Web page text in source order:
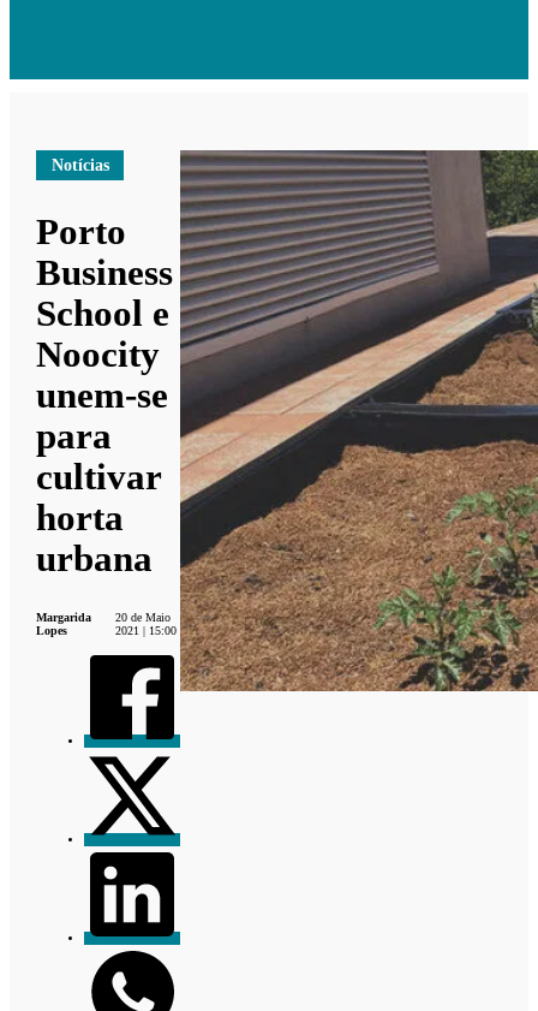
Notícias
Porto
Business
School e
Noocity
unem-se
para
cultivar
horta
urbana
Margarida
Lopes
20 de Maio
2021 | 15:00